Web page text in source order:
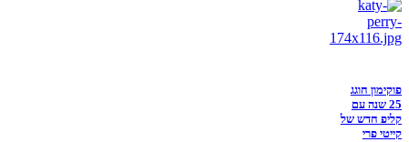
פוקימון חוגג
25 שנה עם
קליפ חדש של
קייטי פרי